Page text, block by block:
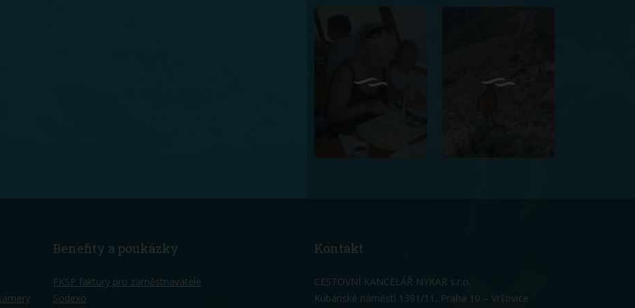
Benefity a poukázky
FKSP faktury pro zaměstnavatele
Sodexo
Kontakt
CESTOVNÍ KANCELÁŘ NYKAR s.r.o.
Kubánské náměstí 1391/11, Praha 10 – Vršovice